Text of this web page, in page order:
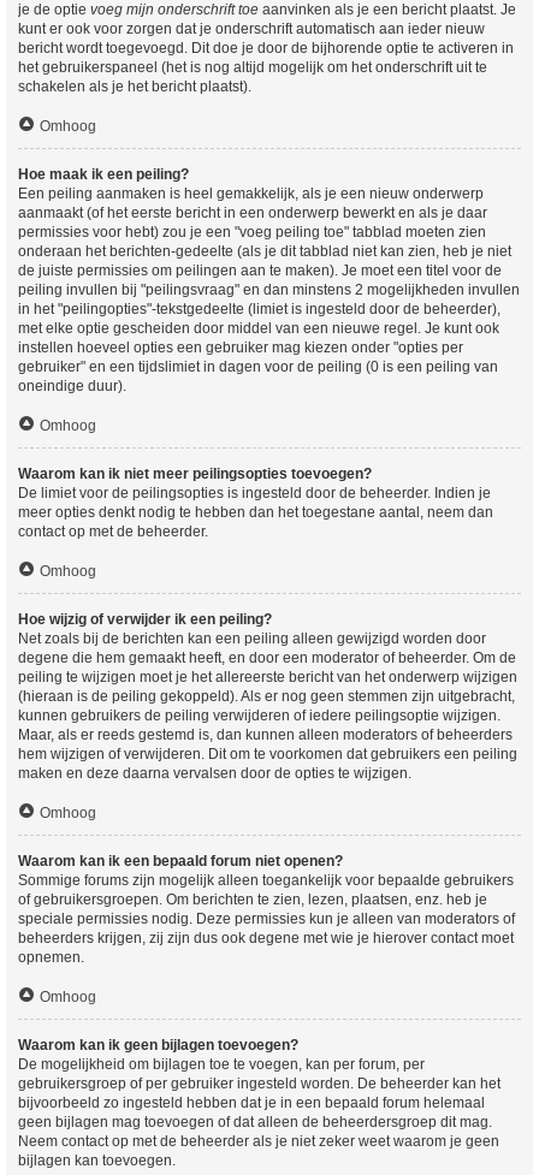
je de optie voeg mijn onderschrift toe aanvinken als je een bericht plaatst. Je
kunt er ook voor zorgen dat je onderschrift automatisch aan ieder nieuw
bericht wordt toegevoegd. Dit doe je door de bijhorende optie te activeren in
het gebruikerspaneel (het is nog altijd mogelijk om het onderschrift uit te
schakelen als je het bericht plaatst).
Omhoog
Hoe maak ik een peiling?
Een peiling aanmaken is heel gemakkelijk, als je een nieuw onderwerp
aanmaakt (of het eerste bericht in een onderwerp bewerkt en als je daar
permissies voor hebt) zou je een "voeg peiling toe" tabblad moeten zien
onderaan het berichten-gedeelte (als je dit tabblad niet kan zien, heb je niet
de juiste permissies om peilingen aan te maken). Je moet een titel voor de
peiling invullen bij "peilingsvraag" en dan minstens 2 mogelijkheden invullen
in het "peilingopties"-tekstgedeelte (limiet is ingesteld door de beheerder),
met elke optie gescheiden door middel van een nieuwe regel. Je kunt ook
instellen hoeveel opties een gebruiker mag kiezen onder "opties per
gebruiker" en een tijdslimiet in dagen voor de peiling (0 is een peiling van
oneindige duur).
Omhoog
Waarom kan ik niet meer peilingsopties toevoegen?
De limiet voor de peilingsopties is ingesteld door de beheerder. Indien je
meer opties denkt nodig te hebben dan het toegestane aantal, neem dan
contact op met de beheerder.
Omhoog
Hoe wijzig of verwijder ik een peiling?
Net zoals bij de berichten kan een peiling alleen gewijzigd worden door
degene die hem gemaakt heeft, en door een moderator of beheerder. Om de
peiling te wijzigen moet je het allereerste bericht van het onderwerp wijzigen
(hieraan is de peiling gekoppeld). Als er nog geen stemmen zijn uitgebracht,
kunnen gebruikers de peiling verwijderen of iedere peilingsoptie wijzigen.
Maar, als er reeds gestemd is, dan kunnen alleen moderators of beheerders
hem wijzigen of verwijderen. Dit om te voorkomen dat gebruikers een peiling
maken en deze daarna vervalsen door de opties te wijzigen.
Omhoog
Waarom kan ik een bepaald forum niet openen?
Sommige forums zijn mogelijk alleen toegankelijk voor bepaalde gebruikers
of gebruikersgroepen. Om berichten te zien, lezen, plaatsen, enz. heb je
speciale permissies nodig. Deze permissies kun je alleen van moderators of
beheerders krijgen, zij zijn dus ook degene met wie je hierover contact moet
opnemen.
Omhoog
Waarom kan ik geen bijlagen toevoegen?
De mogelijkheid om bijlagen toe te voegen, kan per forum, per
gebruikersgroep of per gebruiker ingesteld worden. De beheerder kan het
bijvoorbeeld zo ingesteld hebben dat je in een bepaald forum helemaal
geen bijlagen mag toevoegen of dat alleen de beheerdersgroep dit mag.
Neem contact op met de beheerder als je niet zeker weet waarom je geen
bijlagen kan toevoegen.